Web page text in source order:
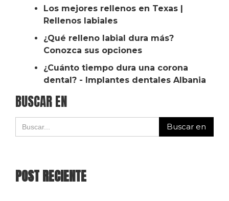
Los mejores rellenos en Texas |
Rellenos labiales
¿Qué relleno labial dura más?
Conozca sus opciones
¿Cuánto tiempo dura una corona
dental? - Implantes dentales Albania
BUSCAR EN
POST RECIENTE